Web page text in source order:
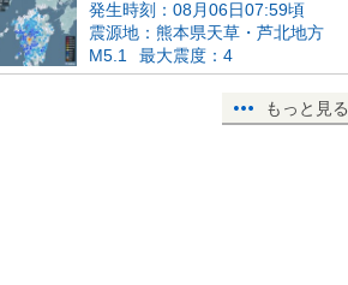
発生時刻：08月06日07:59頃
震源地：熊本県天草・芦北地方
M5.1
最大震度：4
もっと見る